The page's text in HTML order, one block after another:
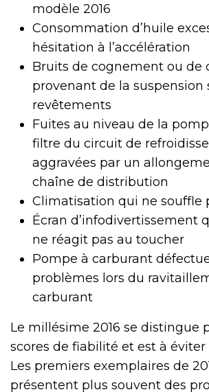
modèle 2016
Consommation d’huile
hésitation à l’accélération
Bruits de cognement ou de
provenant de la suspension
revêtements
Fuites au niveau de la
filtre du circuit de
aggravées par un
chaîne de distribution
Climatisation qui ne souffle
Écran d’infodivertissement
ne réagit pas au toucher
Pompe à carburant
problèmes lors du
carburant
Le millésime 2016 se distingue
scores de fiabilité et est à éviter
Les premiers exemplaires de
présentent plus souvent des